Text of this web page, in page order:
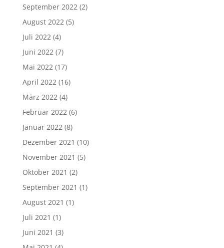
September 2022(2)
August 2022(5)
Juli 2022(4)
Juni 2022(7)
Mai 2022(17)
April 2022(16)
März 2022(4)
Februar 2022(6)
Januar 2022(8)
Dezember 2021 (10)
November 2021 (5)
Oktober 2021 (2)
September 2021 (1)
August 2021 (1)
Juli 2021 (1)
Juni 2021 (3)